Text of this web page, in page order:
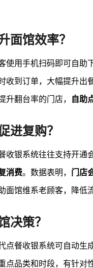
面馆效率？
使用手机扫码即可自助
到订单，大幅提升出
翻台率的门店， 自助
进复购？
收银系统往往支持开通
消费。数据表明， 门店
馆维系老顾客，降低
决策？
点餐收银系统可自动生
点品类和时段，有针对